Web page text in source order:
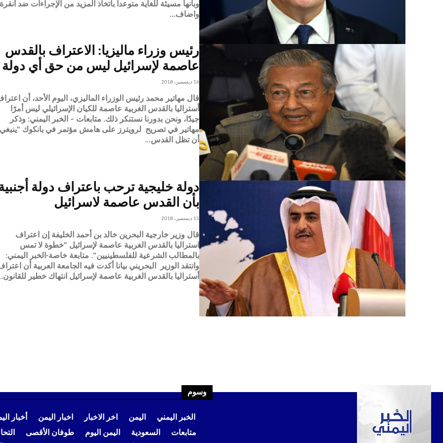
وبانها مسيئة للغاية متوعدا باتخاذ المزيد من الإجراءات ضد
واضاف...
رئيس وزراء ماليزيا: الاعتراف بالقدس
عاصمة لإسرائيل ليس من حق أي دولة
16 ديسمبر، 2018
قال مهاتير محمد رئيس الوزراء الماليزي، اليوم الأحد، أن
أستراليا بالقدس الغربية عاصمة للكيان الإسرائيلي ليس أمرًا
جيدًا، ونحن بدورنا نستنكر ذلك. متابعات – الخبر اليمني: وذكر
مهاتير في تصريح لرويترز على هامش مؤتمر في بانكوك
أن تظل القدس...
دولة خليجية ترحب باعتراف دولة
بأن القدس عاصمة لاسرائيل
15 ديسمبر، 2018
قال وزير خارجية البحرين خالد بن أحمد الخليفة إن اعتراف
استراليا بالقدس الغربية عاصمة لإسرائيل "خطوة لا تمس
بالمطالب الشرعية للفلسطينيين". متابعة خاصة-الخبر اليمني:
وانتقد الوزير البحريني بيانا أكدت فيه الجامعة العربية أن
أستراليا بالقدس الغربية عاصمة لإسرائيل انتهاك خطير
وسوم
الخبر اليمني اليمن اخر الاخبار اخبار اليمن
أخبار
متابعات
السعودية اليمن اليوم طوفان الأقصى